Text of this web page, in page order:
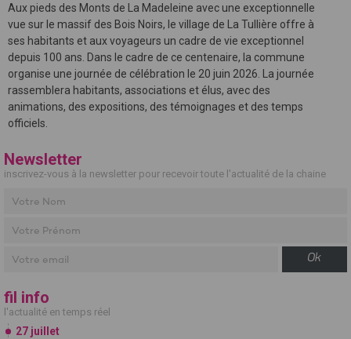
Aux pieds des Monts de La Madeleine avec une exceptionnelle
vue sur le massif des Bois Noirs, le village de La Tullière offre à
ses habitants et aux voyageurs un cadre de vie exceptionnel
depuis 100 ans. Dans le cadre de ce centenaire, la commune
organise une journée de célébration le 20 juin 2026. La journée
rassemblera habitants, associations et élus, avec des
animations, des expositions, des témoignages et des temps
officiels.
Newsletter
inscrivez-vous à la newsletter pour recevoir toute l'actualité de la chaine
Ok
fil info
l'actualité en temps réel
27 juillet